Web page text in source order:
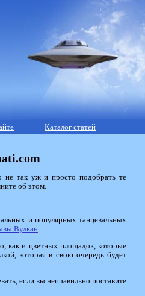
Каталог статей
не так уж и просто подобрать те
об этом.
и популярных танцевальных
Вулкан.
как и цветных площадок, которые
которая в свою очередь будет
если вы неправильно поставите